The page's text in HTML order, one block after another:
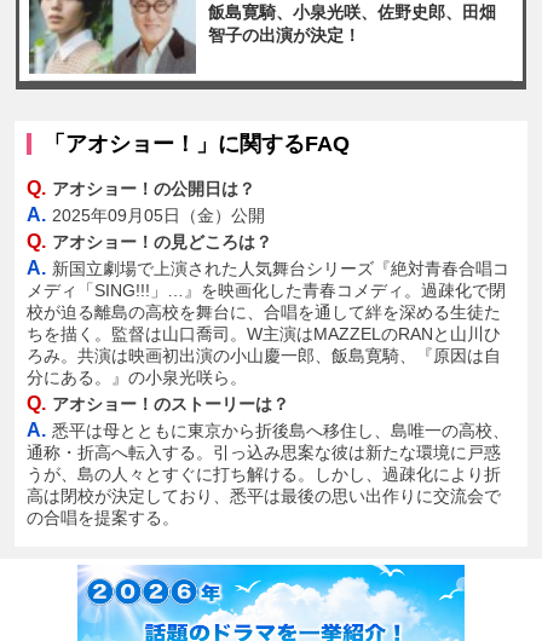
飯島寛騎、小泉光咲、佐野史郎、田畑
智子の出演が決定！
「アオショー！」に関するFAQ
Q. アオショー！の公開日は？
A. 2025年09月05日（金）公開
Q. アオショー！の見どころは？
A. 新国立劇場で上演された人気舞台シリーズ『絶対青春合唱コ
メディ「SING!!!」…』を映画化した青春コメディ。過疎化で閉
校が迫る離島の高校を舞台に、合唱を通して絆を深める生徒た
ちを描く。監督は山口喬司。W主演はMAZZELのRANと山川ひ
ろみ。共演は映画初出演の小山慶一郎、飯島寛騎、『原因は自
分にある。』の小泉光咲ら。
Q. アオショー！のストーリーは？
A. 悉平は母とともに東京から折後島へ移住し、島唯一の高校、
通称・折高へ転入する。引っ込み思案な彼は新たな環境に戸惑
うが、島の人々とすぐに打ち解ける。しかし、過疎化により折
高は閉校が決定しており、悉平は最後の思い出作りに交流会で
の合唱を提案する。